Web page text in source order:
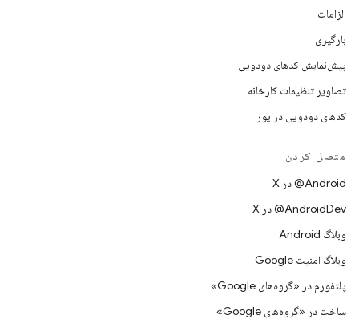
الزامات
بارگیری
پیش‌نمایش کدهای دودویی
تصاویر تنظیمات کارخانه
کدهای دودویی درایور
متصل کردن
‫‎@Android در X
‫‎@AndroidDev در X
وبلاگ Android
وبلاگ امنیت Google
پلتفورم در «گروه‌های Google»
ساخت در «گروه‌های Google»